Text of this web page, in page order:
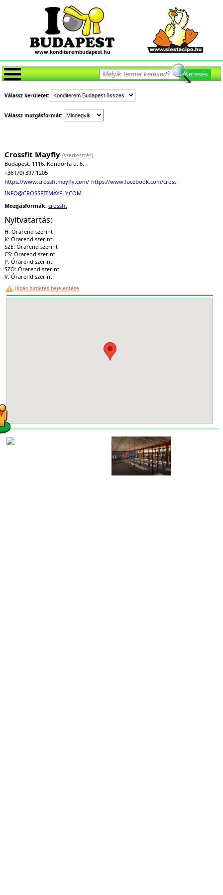
www.konditerembudapest.hu
Keresés
Válassz kerületet:
Válassz mozgásformát:
Crossfit Mayfly (szerkesztés)
Budapest, 1116, Kondorfa u. 6.
+36 (70) 397 1205
https://www.crossfitmayfly.com/ https://www.facebook.com/crossfitmayfly/
INFO@CROSSFITMAYFLY.COM
Mozgásformák: crossfit
Nyitvatartás:
H: Órarend szerint
K: Órarend szerint
SZE: Órarend szerint
CS: Órarend szerint
P: Órarend szerint
SZO: Órarend szerint
V: Órarend szerint
Hibás hirdetés bejelentése